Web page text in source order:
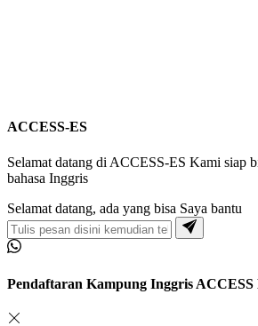
ACCESS-ES
Selamat datang di ACCESS-ES Kami siap
bahasa Inggris
Selamat datang, ada yang bisa Saya bantu
Pendaftaran Kampung Inggris ACCESS